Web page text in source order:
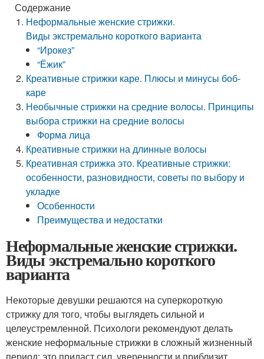
Содержание
Неформальные женские стрижки.
Виды экстремально короткого варианта
“Ирокез”
“Ёжик”
Креативные стрижки каре. Плюсы и минусы боб-
каре
Необычные стрижки на средние волосы. Принципы
выбора стрижки на средние волосы
Форма лица
Креативные стрижки на длинные волосы
Креативная стрижка это. Креативные стрижки:
особенности, разновидности, советы по выбору и
укладке
Особенности
Преимущества и недостатки
Неформальные женские стрижки.
Виды экстремально короткого
варианта
Некоторые девушки решаются на суперкороткую
стрижку для того, чтобы выглядеть сильной и
целеустремленной. Психологи рекомендуют делать
женские неформальные стрижки в сложный жизненный